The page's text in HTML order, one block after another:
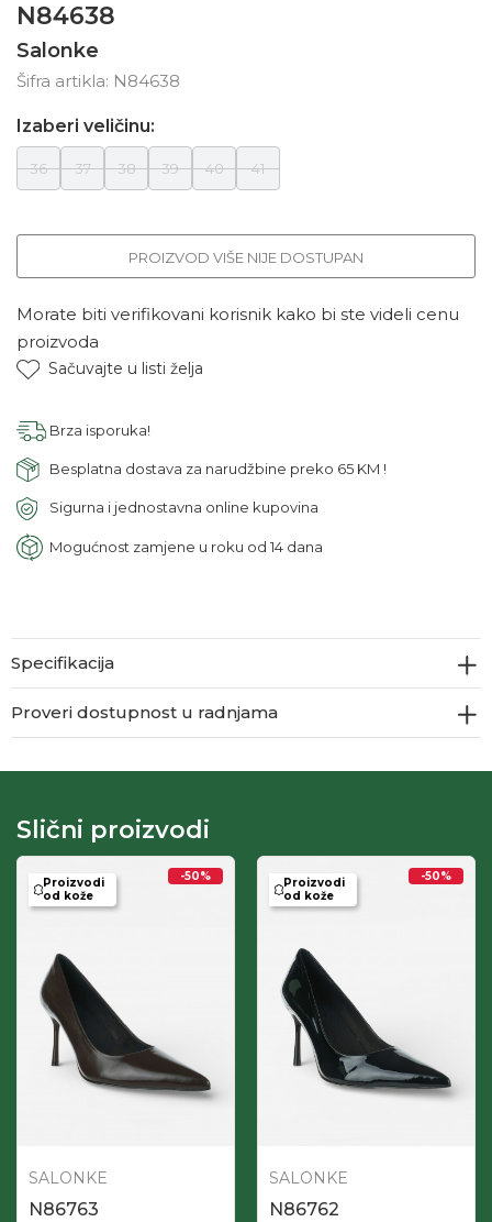
N84638
Salonke
Šifra artikla: N84638
Izaberi veličinu:
36 37 38 39 40 41
PROIZVOD VIŠE NIJE DOSTUPAN
Morate biti verifikovani korisnik kako bi ste videli cenu
proizvoda
Sačuvajte u listi želja
Brza isporuka!
Besplatna dostava za narudžbine preko 65 KM !
Sigurna i jednostavna online kupovina
Mogućnost zamjene u roku od 14 dana
Specifikacija
Proveri dostupnost u radnjama
Slični proizvodi
Proizvodi
od kože
-50%
SALONKE
N86763
Proizvodi
od kože
-50%
SALONKE
N86762